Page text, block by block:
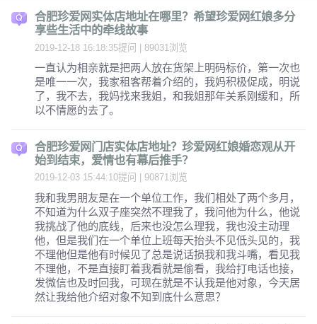
合肥珍爱网实体店地址在哪里？希望珍爱网红娘多分
享些生活中的牵线故事
2019-12-18 16:18:35提问 | 89031浏览
一直认为相亲就是把两人放在货架上明码标价，第一次也
是唯一一次，我家租客帮着介绍的，我妈积极促成，明说
了，我不去，我妈找来我姐，和我姐那年关系刚缓和，所
以不情愿的去了。
合肥珍爱网门店实体店地址？珍爱网红娘婚恋观从开
始到结束，爱情也有幕后推手？
2019-12-03 15:44:10提问 | 90871浏览
我和我男朋友是在一个单位工作，我们相处了两个多月，
不知道为什么双子座突然不理我了，我问他为什么，他说
我挑战了他的底线，后来也没怎么理我，我也没主动理
他，但是我们在一个单位上班每天抬头不见低头见的，我
不理他但是他有时候见了总是说话损我和我斗嘴，看见我
不理他，不是直接盯着我看就是偷看，我给打电话也接，
发微信也及时回我，可现在就是不认我是他对象，今天居
然让我给他介绍对象不知到底什么意思？